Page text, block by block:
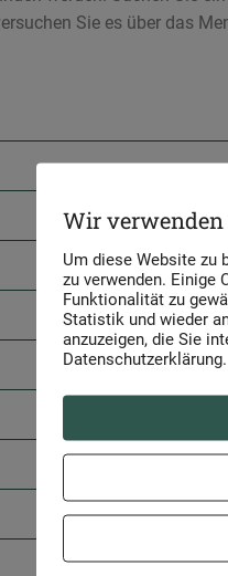
Sie es über das
Wir verwenden
Um diese Website zu
zu verwenden. Einige
Funktionalität zu
Statistik und wieder
anzuzeigen, die Sie
Datenschutzerklärung.